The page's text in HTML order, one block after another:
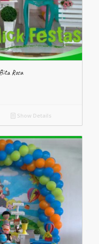
Rosa
Show Details